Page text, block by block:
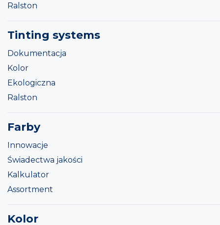
Ralston
Tinting systems
Dokumentacja
Kolor
Ekologiczna
Ralston
Farby
Innowacje
Świadectwa jakości
Kalkulator
Assortment
Kolor